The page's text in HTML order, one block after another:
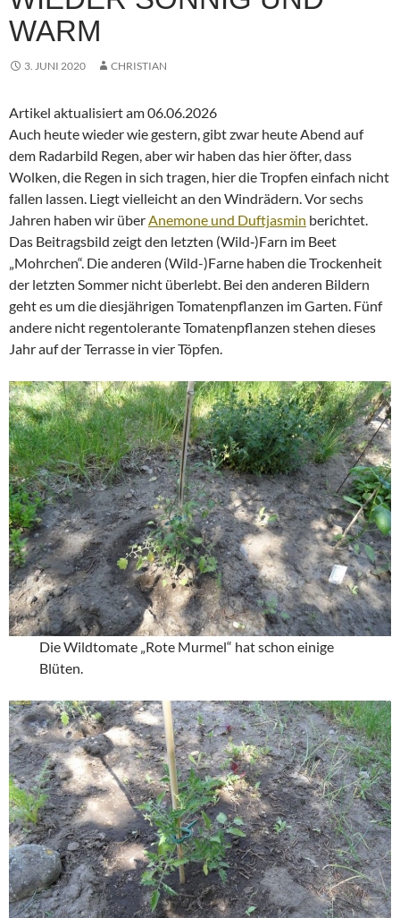
WARM
3. JUNI 2020 CHRISTIAN
Artikel aktualisiert am 06.06.2026
Auch heute wieder wie gestern, gibt zwar heute Abend auf
dem Radarbild Regen, aber wir haben das hier öfter, dass
Wolken, die Regen in sich tragen, hier die Tropfen einfach nicht
fallen lassen. Liegt vielleicht an den Windrädern. Vor sechs
Jahren haben wir überAnemone und Duftjasmin berichtet.
Das Beitragsbild zeigt den letzten (Wild‑)Farn im Beet
„Mohrchen“. Die anderen (Wild-)Farne haben die Trockenheit
der letzten Sommer nicht überlebt. Bei den anderen Bildern
geht es um die diesjährigen Tomatenpflanzen im Garten. Fünf
andere nicht regentolerante Tomatenpflanzen stehen dieses
Jahr auf der Terrasse in vier Töpfen.
Die Wildtomate „Rote Murmel“ hat schon einige
Blüten.